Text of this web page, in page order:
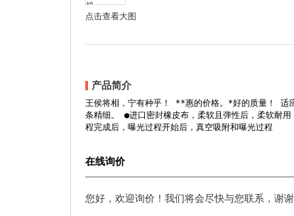
点击查看大图
产品简介
王侯将相，宁有种乎！ **惠的价格。*好的质量！ 适
条精细。 ●进口密封橡皮布，柔软且弹性后，柔软耐
程完成后，曝光过程开始后，真空吸附和曝光过程
在线询价
您好，欢迎询价！我们将会尽快与您联系，谢谢